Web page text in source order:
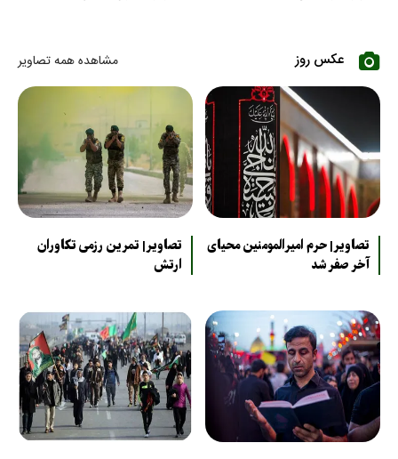
عکس روز مشاهده همه تصاویر
تصاویر| حرم امیرالمومنین محیای
آخر صفر شد
تصاویر| تمرین رزمی تکاوران
ارتش